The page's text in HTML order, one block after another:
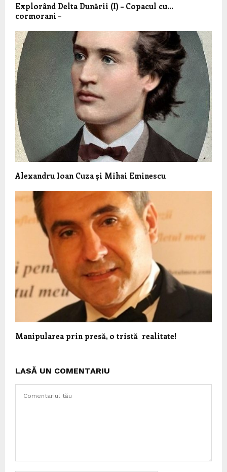
Explorând Delta Dunării (I) – Copacul cu…
cormorani –
Alexandru Ioan Cuza şi Mihai Eminescu
Manipularea prin presă, o tristă realitate!
LASĂ UN COMENTARIU